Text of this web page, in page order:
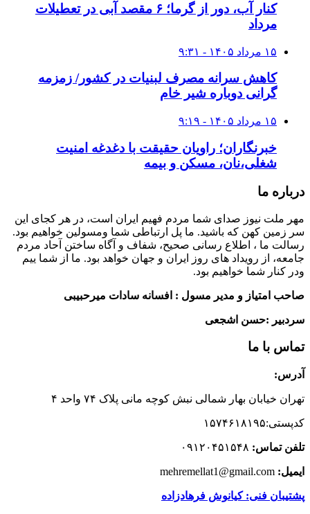
کنار آب، دور از گرما؛ ۶ مقصد آبی در تعطیلات
مرداد
۱۵ مرداد ۱۴۰۵ - ۹:۳۱
کاهش سرانه مصرف لبنیات در کشور/ زمزمه
گرانی دوباره شیر خام
۱۵ مرداد ۱۴۰۵ - ۹:۱۹
خبرنگاران؛ راویان حقیقت با دغدغه امنیت
شغلی،نان، مسکن و بیمه
درباره ما
مهر ملت نیوز صدای شما مردم فهیم ایران است، در هر کجای این
سر زمین کهن که باشید. ما پل ارتباطی شما ومسولین خواهیم بود.
رسالت ما ، اطلاع رسانی صحیح، شفاف و آگاه ساختن آحاد مردم
جامعه، از رویداد های روز ایران و جهان خواهد بود. ما از شما ییم
ودر کنار شما خواهیم بود.
صاحب امتیاز و مدیر مسول : افسانه سادات میرحبیبی
سردبیر :حسن اشجعی
تماس با ما
آدرس:
تهران خیابان بهار شمالی نبش کوچه مانی پلاک ۷۴ واحد ۴
کدپستی:۱۵۷۴۶۱۸۱۹۵
تلفن تماس: ۰۹۱۲۰۴۵۱۵۴۸
ایمیل: mehremellat1@gmail.com
پشتیبان فنی: کیانوش فرهادزاده